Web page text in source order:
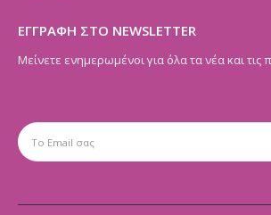
ΕΓΓΡΑΦΗ ΣΤΟ NEWSLETTER
Μείνετε ενημερωμένοι για όλα τα νέα και τις